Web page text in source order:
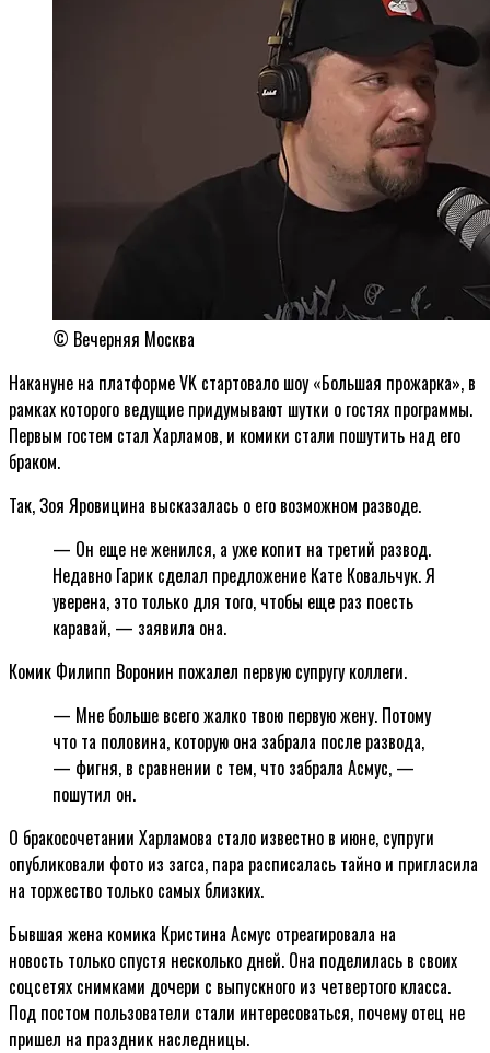
© Вечерняя Москва
Накануне на платформе VK стартовало шоу «Большая прожарка», в
рамках которого ведущие придумывают шутки о гостях программы.
Первым гостем стал Харламов, и комики стали пошутить над его
браком.
Так, Зоя Яровицина высказалась о его возможном разводе.
— Он еще не женился, а уже копит на третий развод.
Недавно Гарик сделал предложение Кате Ковальчук. Я
уверена, это только для того, чтобы еще раз поесть
каравай, — заявила она.
Комик Филипп Воронин пожалел первую супругу коллеги.
— Мне больше всего жалко твою первую жену. Потому
что та половина, которую она забрала после развода,
— фигня, в сравнении с тем, что забрала Асмус, —
пошутил он.
О бракосочетании Харламова стало известно в июне, супруги
опубликовали фото из загса, пара расписалась тайно и пригласила
на торжество только самых близких.
Бывшая жена комика Кристина Асмус отреагировала на
новость только спустя несколько дней. Она поделилась в своих
соцсетях снимками дочери с выпускного из четвертого класса.
Под постом пользователи стали интересоваться, почему отец не
пришел на праздник наследницы.